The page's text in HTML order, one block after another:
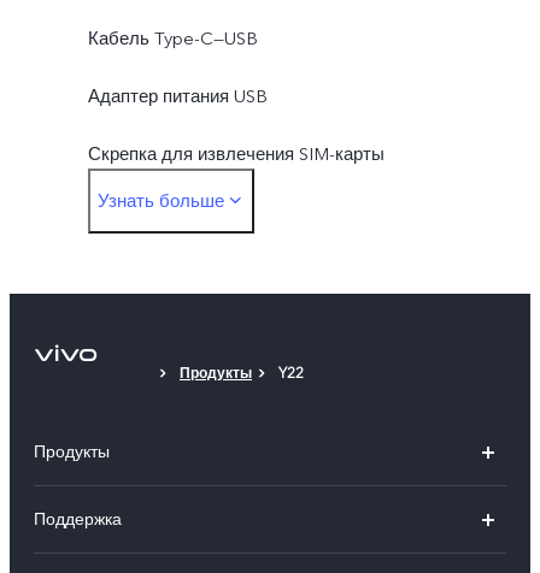
Кабель Type-C—USB
Адаптер питания USB
Скрепка для извлечения SIM-карты
Защитный чехол
рекламных материалах
Узнать больше
Продукты Y22
Продукты
Поддержка